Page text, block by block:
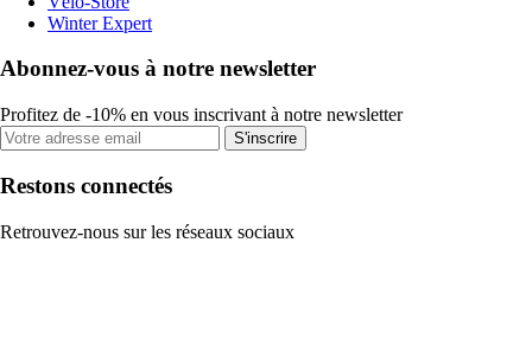
Winter Expert
Abonnez-vous à notre newsletter
Profitez de -10% en vous inscrivant à notre newsletter
S'inscrire
Restons connectés
Retrouvez-nous sur les réseaux sociaux